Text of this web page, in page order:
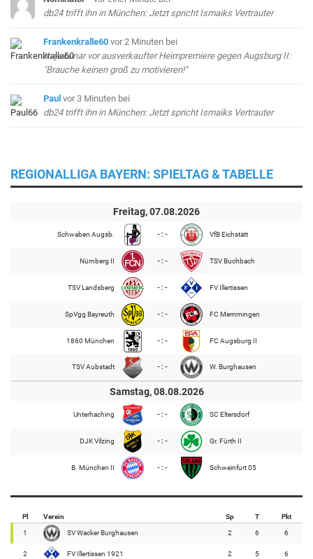
db24 trifft ihn in München: Jetzt spricht Ismaiks Vertrauter
Frankenkralle60 vor 2 Minuten bei
Kayabunar vor ausverkaufter Heimpremiere gegen Augsburg II:
"Brauche keinen groß zu motivieren!"
Paul vor 3 Minuten bei
db24 trifft ihn in München: Jetzt spricht Ismaiks Vertrauter
REGIONALLIGA BAYERN: SPIELTAG & TABELLE
Freitag, 07.08.2026
Schwaben Augsb. - : - VfB Eichstätt
Nürnberg II - : - TSV Buchbach
TSV Landsberg - : - FV Illertissen
SpVgg Bayreuth - : - FC Memmingen
1860 München - : - FC Augsburg II
TSV Aubstadt - : - W. Burghausen
Samstag, 08.08.2026
Unterhaching - : - SC Eltersdorf
DJK Vilzing - : - Gr. Fürth II
B. München II - : - Schweinfurt 05
Pl Verein Sp T Pkt
1 SV Wacker Burghausen 2 6 6
2 FV Illertissen 1921 2 5 6